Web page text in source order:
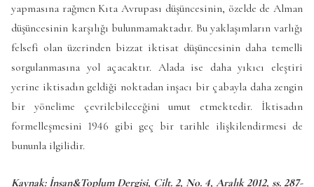
yapmasına rağmen Kıta Avrupası düşüncesinin, özelde de Alman
düşüncesinin karşılığı bulunmamaktadır. Bu yaklaşımların varlığı
felsefi olan üzerinden bizzat iktisat düşüncesinin daha temelli
sorgulanmasına yol açacaktır. Alada ise daha yıkıcı eleştiri
yerine iktisadın geldiği noktadan inşacı bir çabayla daha zengin
bir yönelime çevrilebileceğini umut etmektedir. İktisadın
formelleşmesini 1946 gibi geç bir tarihle ilişkilendirmesi de
bununla ilgilidir.
Kaynak: İnsan&Toplum Dergisi, Cilt. 2, No. 4, Aralık 2012, ss. 287-